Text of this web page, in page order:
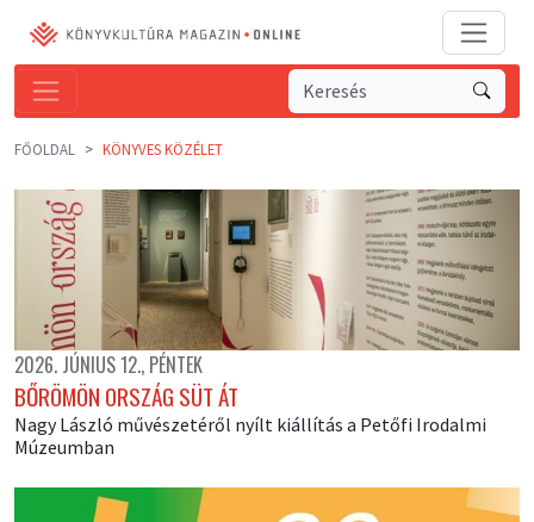
FŐOLDAL KÖNYVES KÖZÉLET
2026. JÚNIUS 12., PÉNTEK
BŐRÖMÖN ORSZÁG SÜT ÁT
Nagy László művészetéről nyílt kiállítás a Petőfi Irodalmi
Múzeumban